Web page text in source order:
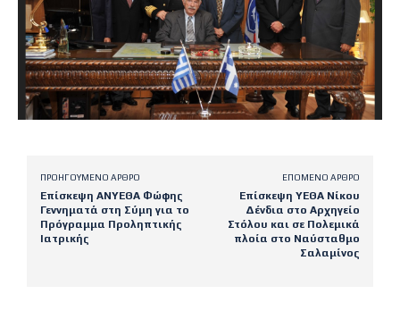
ΠΡΟΗΓΟΎΜΕΝΟ ΆΡΘΡΟ
Επίσκεψη ΑΝΥΕΘΑ Φώφης
Γεννηματά στη Σύμη για το
Πρόγραμμα Προληπτικής
Ιατρικής
ΕΠΌΜΕΝΟ ΆΡΘΡΟ
Επίσκεψη ΥΕΘΑ Νίκου
Δένδια στο Αρχηγείο
Στόλου και σε Πολεμικά
πλοία στο Ναύσταθμο
Σαλαμίνος